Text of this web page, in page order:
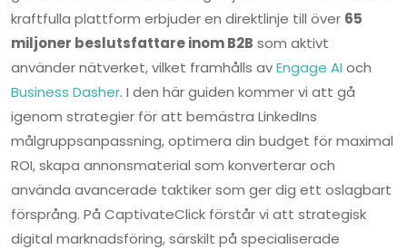
kraftfulla plattform erbjuder en direktlinje till över 65
miljoner beslutsfattare inom B2B som aktivt
använder nätverket, vilket framhålls avEngage AI och
Business Dasher. I den här guiden kommer vi att gå
igenom strategier för att bemästra LinkedIns
målgruppsanpassning, optimera din budget för maximal
ROI, skapa annonsmaterial som konverterar och
använda avancerade taktiker som ger dig ett oslagbart
försprång. På CaptivateClick förstår vi att strategisk
digital marknadsföring, särskilt på specialiserade